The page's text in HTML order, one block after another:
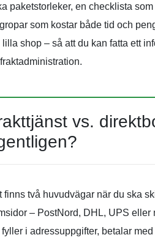
paketstorleker, en checklista
som kostar både tid och
lilla shop – så att du kan fatta ett
vs.
finns två huvudvägar när du ska
– PostNord, DHL, UPS
fyller i adressuppgifter, betalar